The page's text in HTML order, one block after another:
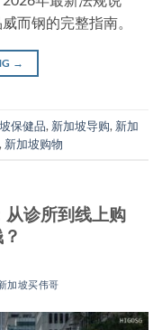
而钢的完整指南。
→
保健品, 新加坡导购, 新加
, 新加坡购物
从诊所到线上购
加坡买伟哥